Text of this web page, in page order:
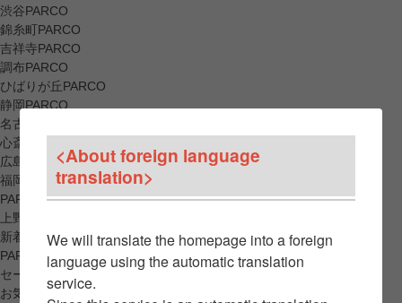
渋谷PARCO
錦糸町PARCO
吉祥寺PARCO
調布PARCO
ひばりが丘PARCO
静岡PARCO
名古屋PARCO
心斎橋PARCO
広島PARCO
福岡PARCO
PARCO_ya
上野
新着アイテムから探す
PARCO限定アイテムから探す
セールアイテムから探す
お気に入りから探す
<About foreign language
translation>
We will translate the homepage into a foreign
language using the automatic translation
service.